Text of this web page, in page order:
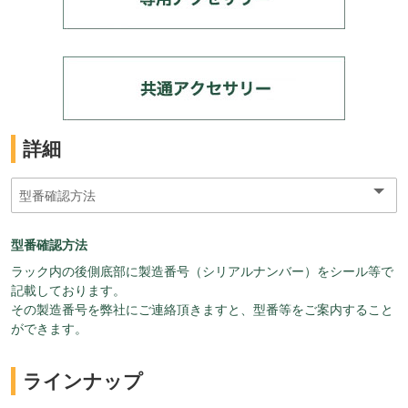
詳細
型番確認方法
ラック内の後側底部に製造番号（シリアルナンバー）をシール等で
記載しております。
その製造番号を弊社にご連絡頂きますと、型番等をご案内すること
ができます。
ラインナップ